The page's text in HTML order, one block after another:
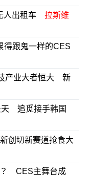
人出租车 拉斯维
得跟鬼一样的CES
产业大者恒大 新
天 追觅接手韩国
创切新赛道抢食大
？ CES主舞台成